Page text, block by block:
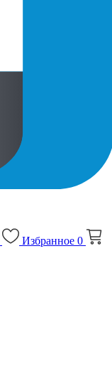
Избранное 0